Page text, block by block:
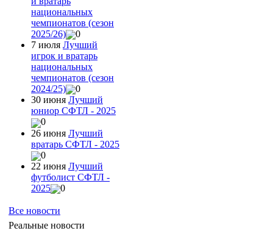
национальных
чемпионатов (сезон
2025/26)
0
7 июля Лучший
игрок и вратарь
национальных
чемпионатов (сезон
2024/25)
0
30 июня Лучший
юниор СФТЛ - 2025
0
26 июня Лучший
вратарь СФТЛ - 2025
0
22 июня Лучший
футболист СФТЛ -
2025
0
Все новости
Реальные новости